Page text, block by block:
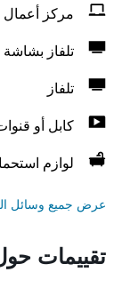
مركز أعمال
تلفاز
تلفاز
كابل أو
لوازم
عرض جميع وسائل
تقييمات